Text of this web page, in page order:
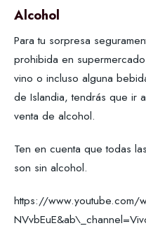
Alcohol
Para tu sorpresa
prohibida en
vino o incluso alguna
de Islandia, tendrás que ir
venta de alcohol.
Ten en cuenta que todas
son sin alcohol.
https://www.youtube.com/